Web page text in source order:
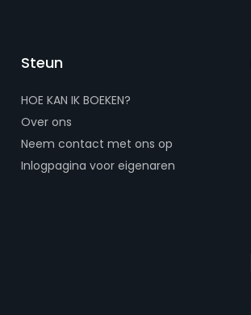
page
Steun
HOE KAN IK BOEKEN?
Over ons
Neem contact met ons op
Inlogpagina voor eigenaren